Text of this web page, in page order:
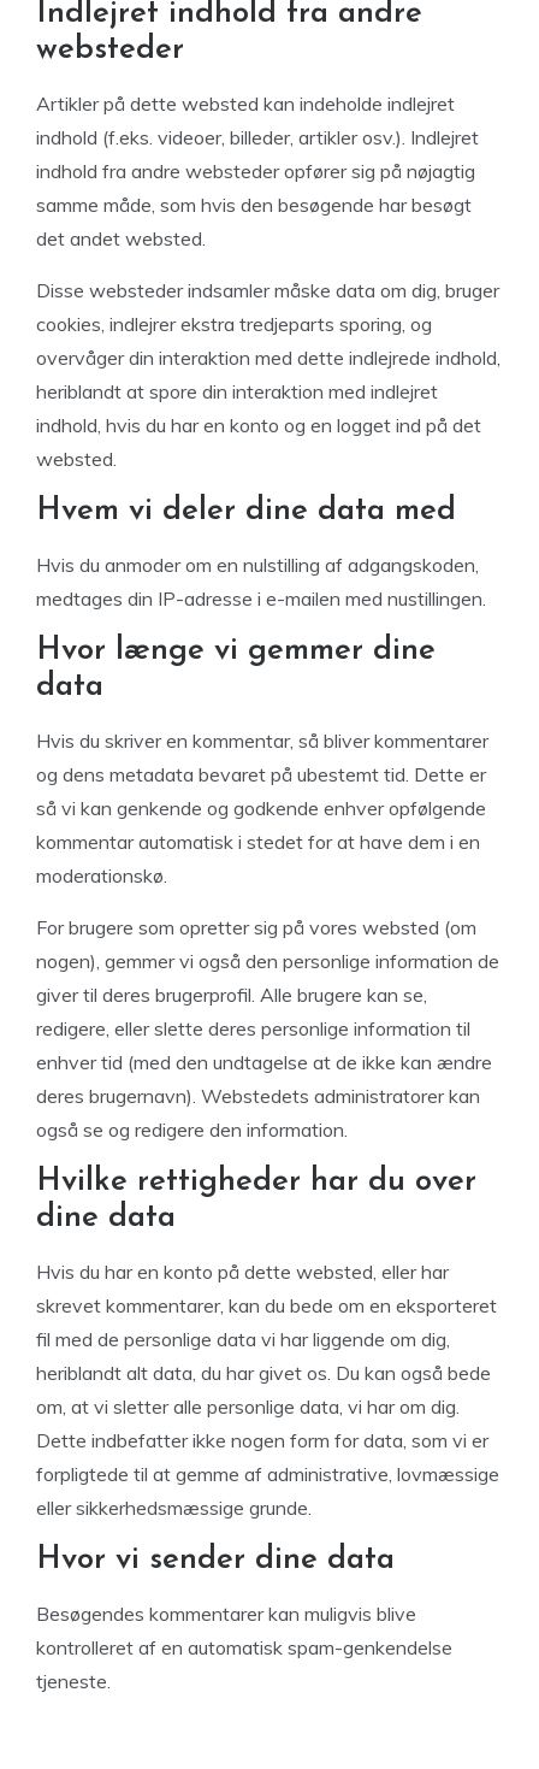
Indlejret indhold fra andre
websteder
Artikler på dette websted kan indeholde indlejret
indhold (f.eks. videoer, billeder, artikler osv.). Indlejret
indhold fra andre websteder opfører sig på nøjagtig
samme måde, som hvis den besøgende har besøgt
det andet websted.
Disse websteder indsamler måske data om dig, bruger
cookies, indlejrer ekstra tredjeparts sporing, og
overvåger din interaktion med dette indlejrede indhold,
heriblandt at spore din interaktion med indlejret
indhold, hvis du har en konto og en logget ind på det
websted.
Hvem vi deler dine data med
Hvis du anmoder om en nulstilling af adgangskoden,
medtages din IP-adresse i e-mailen med nustillingen.
Hvor længe vi gemmer dine
data
Hvis du skriver en kommentar, så bliver kommentarer
og dens metadata bevaret på ubestemt tid. Dette er
så vi kan genkende og godkende enhver opfølgende
kommentar automatisk i stedet for at have dem i en
moderationskø.
For brugere som opretter sig på vores websted (om
nogen), gemmer vi også den personlige information de
giver til deres brugerprofil. Alle brugere kan se,
redigere, eller slette deres personlige information til
enhver tid (med den undtagelse at de ikke kan ændre
deres brugernavn). Webstedets administratorer kan
også se og redigere den information.
Hvilke rettigheder har du over
dine data
Hvis du har en konto på dette websted, eller har
skrevet kommentarer, kan du bede om en eksporteret
fil med de personlige data vi har liggende om dig,
heriblandt alt data, du har givet os. Du kan også bede
om, at vi sletter alle personlige data, vi har om dig.
Dette indbefatter ikke nogen form for data, som vi er
forpligtede til at gemme af administrative, lovmæssige
eller sikkerhedsmæssige grunde.
Hvor vi sender dine data
Besøgendes kommentarer kan muligvis blive
kontrolleret af en automatisk spam-genkendelse
tjeneste.